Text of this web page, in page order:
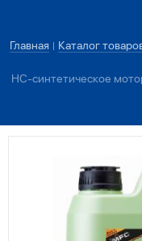
Главная Каталог
НС-синтетическое